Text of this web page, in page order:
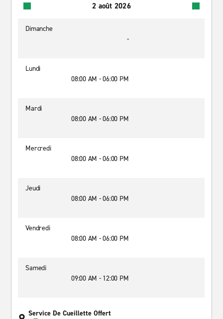
2 août 2026
Dimanche
-
Lundi
08:00 AM - 06:00 PM
Mardi
08:00 AM - 06:00 PM
Mercredi
08:00 AM - 06:00 PM
Jeudi
08:00 AM - 06:00 PM
Vendredi
08:00 AM - 06:00 PM
Samedi
09:00 AM - 12:00 PM
Service De Cueillette Offert